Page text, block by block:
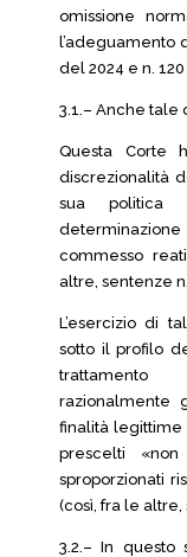
omissione
l’adeguamento
del 2024 e n.
3.1.– Anche tale
Questa Corte
discrezionalità
sua politica
commesso
altre, sentenze
L’esercizio di
sotto il profilo
trattamento
razionalmente
finalità
prescelti «non
sproporzionati
(così, fra le altre,
3.2.– In